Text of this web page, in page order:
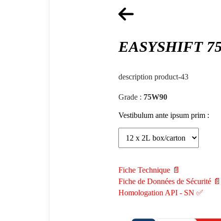
EASYSHIFT
description product-43
Grade : 75W90
Vestibulum ante ipsum prim :
Fiche Technique 📄
Fiche de Données de Sécurité 📄
Homologation API - SN ✅